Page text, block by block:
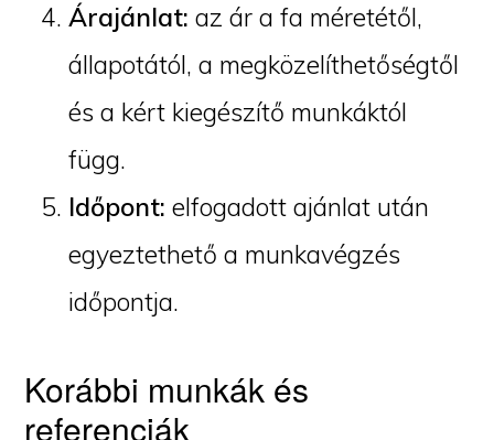
Árajánlat: az ár a fa méretétől,
állapotától, a megközelíthetőségtől
és a kért kiegészítő munkáktól
függ.
Időpont: elfogadott ajánlat után
egyeztethető a munkavégzés
időpontja.
Korábbi munkák és
referenciák